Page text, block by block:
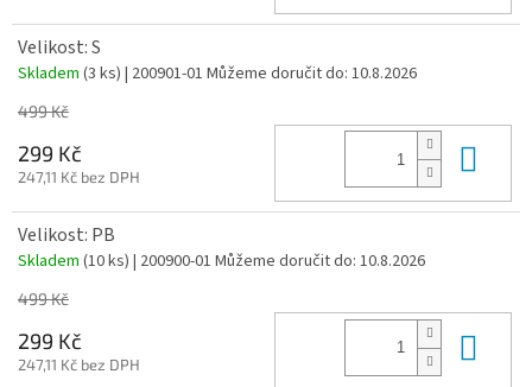
Velikost: S
Skladem (3 ks) | 200901-01 Můžeme doručit do: 10.8.2026
499 Kč
299 Kč
247,11 Kč bez DPH
Velikost: PB
Skladem (10 ks) | 200900-01 Můžeme doručit do: 10.8.2026
499 Kč
299 Kč
247,11 Kč bez DPH